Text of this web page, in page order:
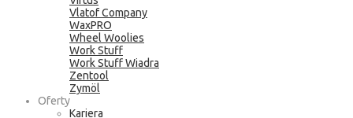
Vlatof Company
WaxPRO
Wheel Woolies
Work Stuff
Work Stuff Wiadra
Zentool
Zymöl
Oferty
Kariera